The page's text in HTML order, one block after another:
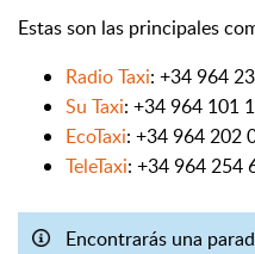
Estas son las principales
Radio Taxi: +34 964
Su Taxi: +34 964 101
EcoTaxi: +34 964 202
TeleTaxi: +34 964 254
Encontrarás una